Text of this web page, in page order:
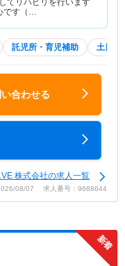
てリハビリを行います
です（…
託児所・育児補助 土日祝
合わせる
株式会社の求人一覧
08/07 求人番号：9688644